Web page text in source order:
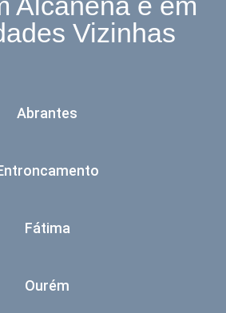
Vizinhas
Abrantes
Fátima
Ourém